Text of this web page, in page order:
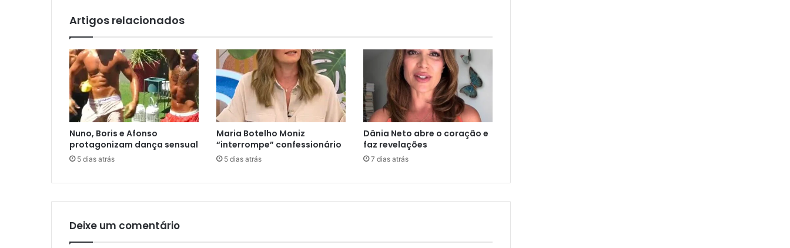
Artigos relacionados
Nuno, Boris e Afonso
protagonizam dança sensual
5 dias atrás
Maria Botelho Moniz
“interrompe” confessionário
5 dias atrás
Dânia Neto abre o coração e
faz revelações
7 dias atrás
Deixe um comentário